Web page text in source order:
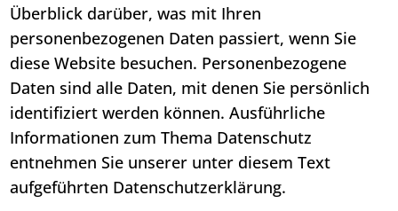
Überblick darüber, was mit Ihren
personenbezogenen Daten passiert, wenn Sie
diese Website besuchen. Personenbezogene
Daten sind alle Daten, mit denen Sie persönlich
identifiziert werden können. Ausführliche
Informationen zum Thema Datenschutz
entnehmen Sie unserer unter diesem Text
aufgeführten Datenschutzerklärung.